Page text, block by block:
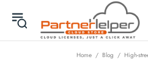
Home Blog High-